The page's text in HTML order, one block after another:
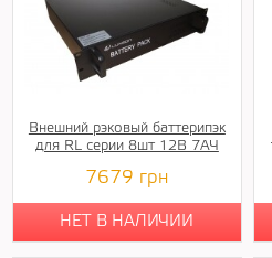
Внешний рэковый баттерипэк
для RL серии 8шт 12В 7АЧ
7679 грн
НЕТ В НАЛИЧИИ